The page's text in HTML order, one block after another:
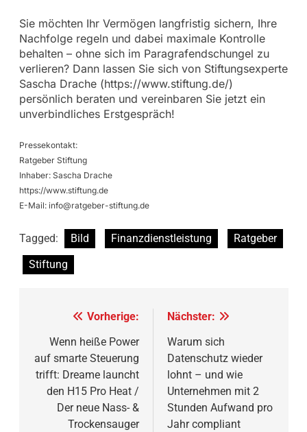
Sie möchten Ihr Vermögen langfristig sichern, Ihre
Nachfolge regeln und dabei maximale Kontrolle
behalten – ohne sich im Paragrafendschungel zu
verlieren? Dann lassen Sie sich von Stiftungsexperte
Sascha Drache (https://www.stiftung.de/)
persönlich beraten und vereinbaren Sie jetzt ein
unverbindliches Erstgespräch!
Pressekontakt:
Ratgeber Stiftung
Inhaber: Sascha Drache
https://www.stiftung.de
E-Mail: info@ratgeber-stiftung.de
Tagged: Bild Finanzdienstleistung
Ratgeber
Stiftung
Beitragsnavigation
Vorherige:
Wenn heiße Power
auf smarte Steuerung
trifft: Dreame launcht
den H15 Pro Heat /
Der neue Nass- &
Trockensauger
Nächster:
Warum sich
Datenschutz wieder
lohnt – und wie
Unternehmen mit 2
Stunden Aufwand pro
Jahr compliant